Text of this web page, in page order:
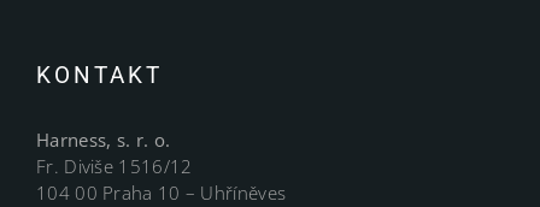
KONTAKT
Harness, s. r. o.
Fr. Diviše 1516/12
104 00 Praha 10 – Uhříněves